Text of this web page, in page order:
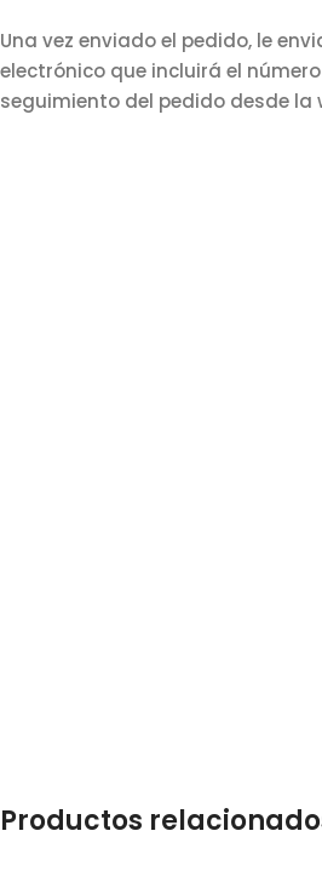
Una vez enviado el pedido, le
electrónico que incluirá el
seguimiento del pedido desde
Productos